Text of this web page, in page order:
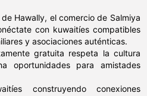
Hawally, el comercio de Salmiya
con kuwaitíes compatibles
y asociaciones auténticas.
gratuita respeta la cultura
oportunidades para amistades
construyendo conexiones